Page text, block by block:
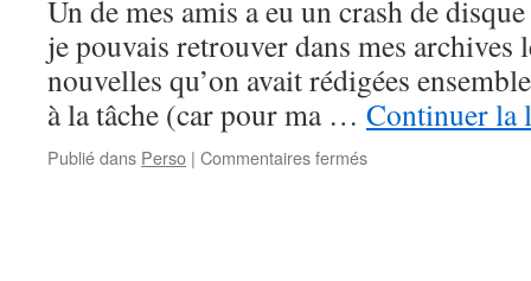
Un de mes amis a eu un crash de
je pouvais retrouver dans mes archives
nouvelles qu’on avait rédigées
à la tâche (car pour ma … Continuer la
Publié dans Perso | Commentaires ferméssur